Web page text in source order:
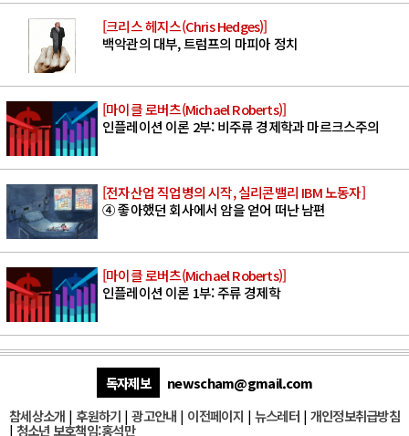
[크리스 헤지스(Chris Hedges)]
백악관의 대부, 트럼프의 마피아 정치
[마이클 로버츠(Michael Roberts)]
인플레이션 이론 2부: 비주류 경제학과 마르크스주의
[전자산업 직업병의 시작, 실리콘밸리 IBM 노동자]
④ 좋아했던 회사에서 암을 얻어 떠난 남편
[마이클 로버츠(Michael Roberts)]
인플레이션 이론 1부: 주류 경제학
독자제보
newscham@gmail.com
참세상소개 | 후원하기 |광고안내 | 이전페이지 | 뉴스레터| 개인정보취급방침
| 청소년 보호책임:홍석만